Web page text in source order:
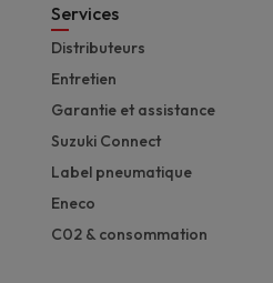
Services
Distributeurs
Entretien
Garantie et assistance
Suzuki Connect
Label pneumatique
Eneco
C02 & consommation